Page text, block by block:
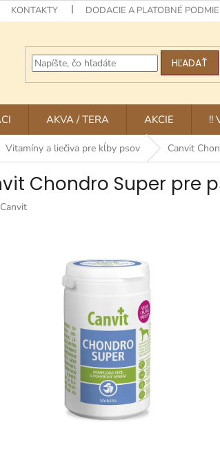
KONTAKTY DODACIE A PLATOBNÉ
HĽADAŤ
AKVA / TERA AKCIE !!
Vitamíny a liečiva pre kĺby psov Canvit
Chondro Super pre
Canvit